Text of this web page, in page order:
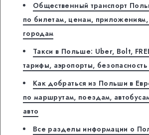
Общественный транспорт
по билетам, ценам,
городам
Такси в Польше: Uber, Bolt,
тарифы, аэропорты,
Как добраться из Польши в
по маршрутам, поездам,
авто
Все разделы информации о